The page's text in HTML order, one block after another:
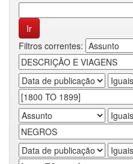
Filtros correntes: